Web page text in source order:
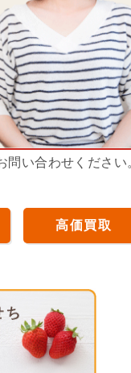
問い合わせください
高価買取